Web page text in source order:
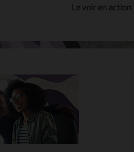
Le voir en action